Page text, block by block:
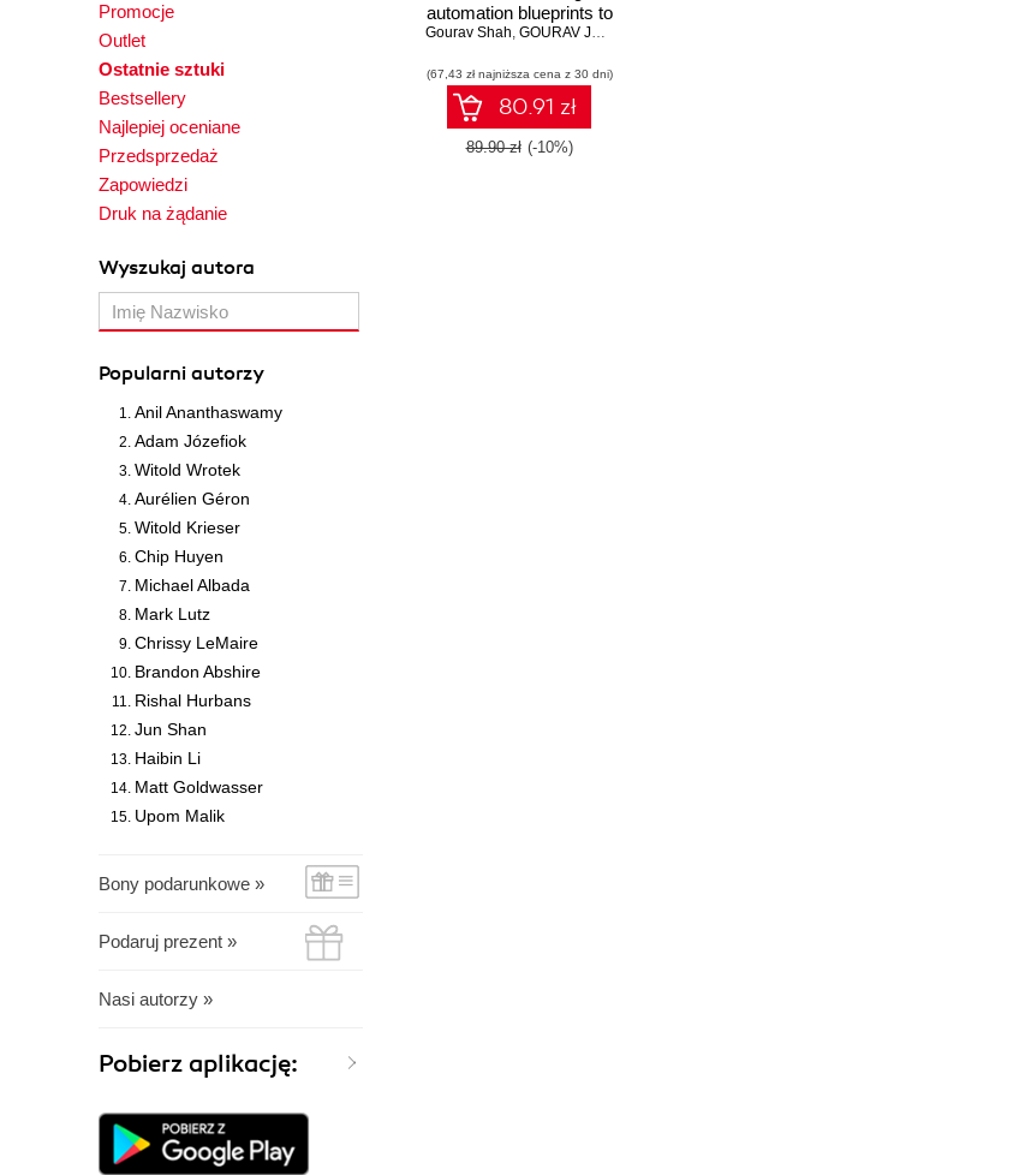
Promocje
Outlet
Ostatnie sztuki
Bestsellery
Najlepiej oceniane
Przedsprzedaż
Zapowiedzi
Druk na żądanie
Wyszukaj autora
Popularni autorzy
Anil Ananthaswamy
Adam Józefiok
Witold Wrotek
Aurélien Géron
Witold Krieser
Chip Huyen
Michael Albada
Mark Lutz
Chrissy LeMaire
Brandon Abshire
Rishal Hurbans
Jun Shan
Haibin Li
Matt Goldwasser
Upom Malik
Bony podarunkowe »
Podaruj prezent »
Nasi autorzy »
Pobierz aplikację:
automation blueprints to
manage your multitier
Gourav Shah, GOURAV JAWAHAR SHAH
(67,43 zł najniższa cena z 30 dni)
80.91 zł
89.90 zł (-10%)